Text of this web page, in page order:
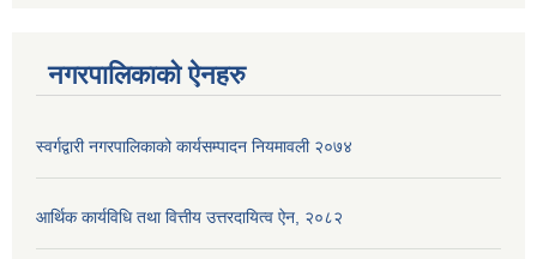
नगरपालिकाको ऐनहरु
स्वर्गद्वारी नगरपालिकाको कार्यसम्पादन नियमावली २०७४
आर्थिक कार्यविधि तथा वित्तीय उत्तरदायित्व ऐन, २०८२